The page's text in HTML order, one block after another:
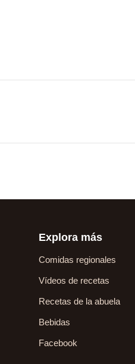
Explora más
Comidas regionales
Vídeos de recetas
Recetas de la abuela
Bebidas
Facebook